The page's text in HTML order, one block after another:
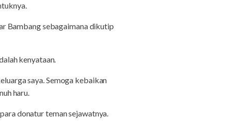
Bambang sebagaimana dikutip
kenyataan.
saya. Semoga kebaikan
haru.
donatur teman sejawatnya.